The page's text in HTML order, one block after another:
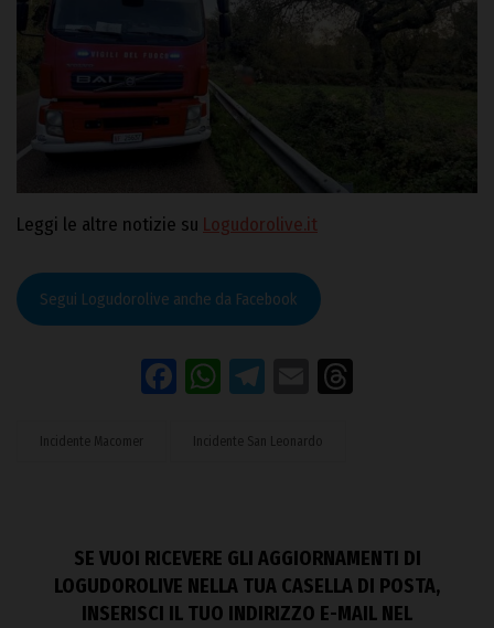
Leggi le altre notizie su Logudorolive.it
Segui Logudorolive anche da Facebook
Facebook
WhatsApp
Telegram
Email
Incidente Macomer Incidente San Leonardo
SE VUOI RICEVERE GLI AGGIORNAMENTI DI
LOGUDOROLIVE NELLA TUA CASELLA DI POSTA,
INSERISCI IL TUO INDIRIZZO E-MAIL NEL